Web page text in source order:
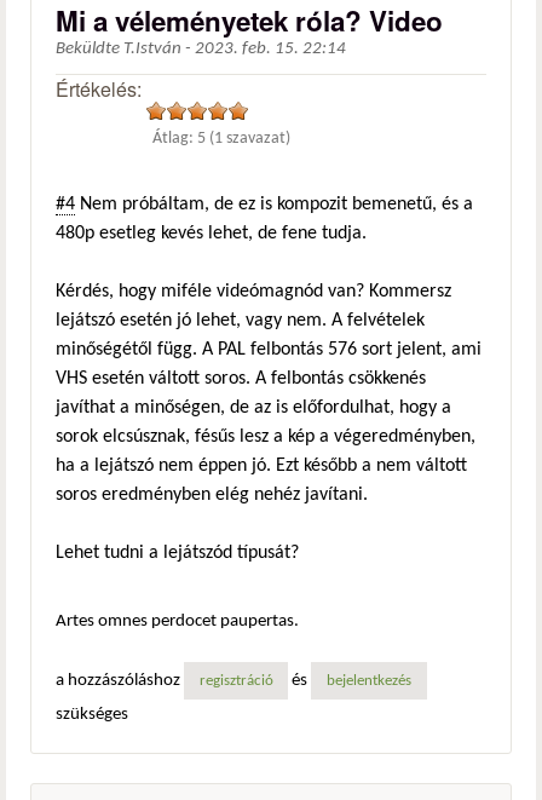
Mi a véleményetek róla? Video
Beküldte T.István - 2023. feb. 15. 22:14
Értékelés:
Átlag: 5 (1 szavazat)
#4 Nem próbáltam, de ez is kompozit bemenetű, és a
480p esetleg kevés lehet, de fene tudja.
Kérdés, hogy miféle videómagnód van? Kommersz
lejátszó esetén jó lehet, vagy nem. A felvételek
minőségétől függ. A PAL felbontás 576 sort jelent, ami
VHS esetén váltott soros. A felbontás csökkenés
javíthat a minőségen, de az is előfordulhat, hogy a
sorok elcsúsznak, fésűs lesz a kép a végeredményben,
ha a lejátszó nem éppen jó. Ezt később a nem váltott
soros eredményben elég nehéz javítani.
Lehet tudni a lejátszód típusát?
Artes omnes perdocet paupertas.
a hozzászóláshoz regisztráció és bejelentkezés
szükséges